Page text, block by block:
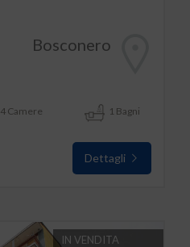
Bosconero
4 Camere 1 Bagni
Dettagli
IN VENDITA